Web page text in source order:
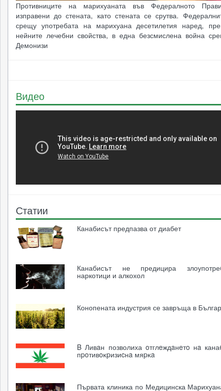
Противниците на марихуаната във Федералното
изправени до стената, като стената се срутва.
срещу употребата на марихуана десетилетия наред,
нейните лечебни свойства, в една безсмислена война
Демонизи
Видео
Статии
Канабисът предпазва от диабет
Канабисът не предицира
наркотици и алкохол
Конопената индустрия се завръща в
B Ливaн позволиха oтглeждaнeтo нa
пpoтивoĸpизиcнa мяpĸa
Първата клиника по Медицинска